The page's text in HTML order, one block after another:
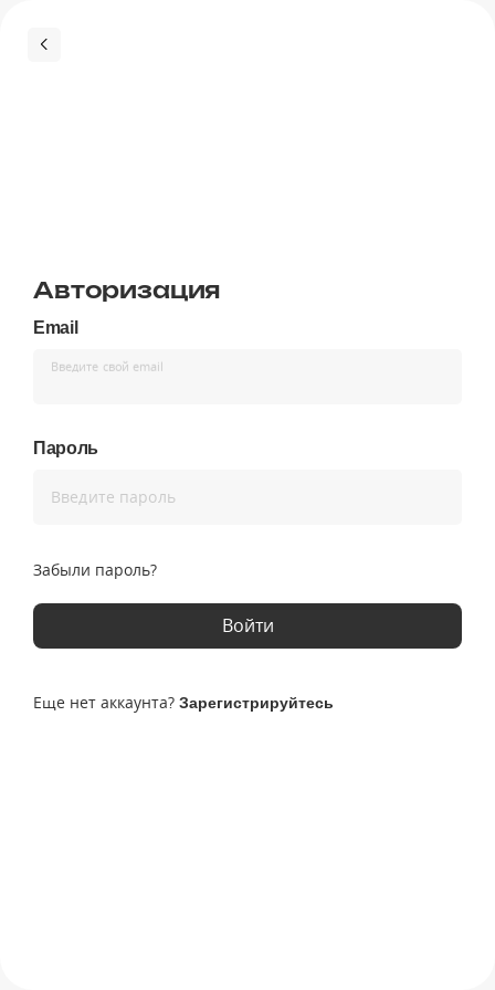
Авторизация
Email
Введите свой email
Пароль
Введите пароль
Забыли пароль?
Войти
Еще нет аккаунта? Зарегистрируйтесь